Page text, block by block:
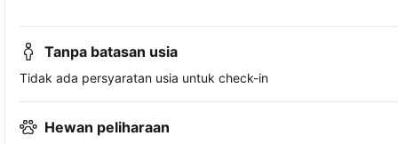
Tanpa batasan usia
Tidak ada persyaratan usia untuk check-in
Hewan peliharaan